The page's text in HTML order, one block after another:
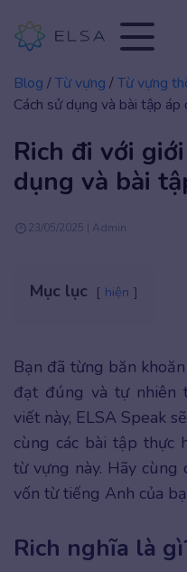
Blog /Từ vựng /Từ vựng
Cách sử dụng và bài tập
Rich đi với
dụng và bài
23/05/2025 | Admin
Mục lục hiện
Bạn đã từng băn khoăn
đạt đúng và tự nhiên
viết này, ELSA Speak
cùng các bài tập thực
từ vựng này. Hãy cùng
vốn từ tiếng Anh của
Rich nghĩa là